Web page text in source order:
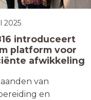
2025
introduceert
platform voor
afwikkeling
van
en